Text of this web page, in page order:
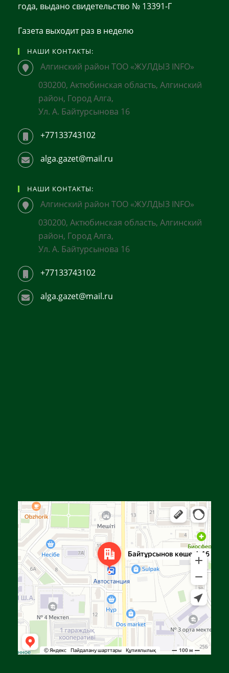
года, выдано свидетельство № 13391-Г
Газета выходит раз в неделю
НАШИ КОНТАКТЫ:
Алгинский район ТОО «ЖУЛДЫЗ INFO»
030200, Актюбинская область, Алгинский
район, Город Алга,
Ул. А. Байтурсынова 16
+77133743102
alga.gazet@mail.ru
НАШИ КОНТАКТЫ:
Алгинский район ТОО «ЖУЛДЫЗ INFO»
030200, Актюбинская область, Алгинский
район, Город Алга,
Ул. А. Байтурсынова 16
+77133743102
alga.gazet@mail.ru
Улица Байтурсынова, 16 — Яндекс Карты